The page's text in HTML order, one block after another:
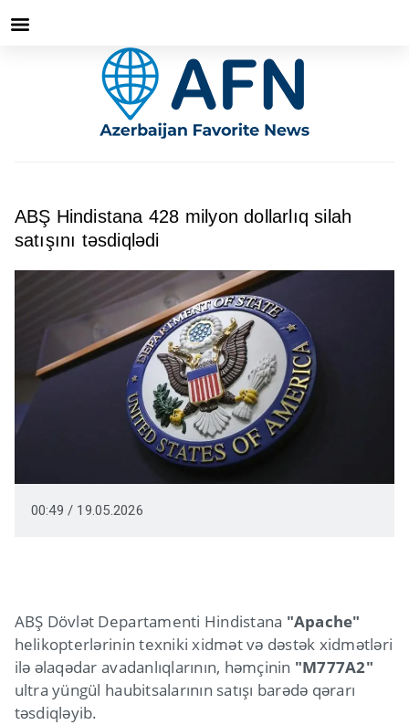
ABŞ Hindistana 428 milyon dollarlıq silah
satışını təsdiqlədi
00:49 / 19.05.2026
ABŞ Dövlət Departamenti Hindistana "Apache"
helikopterlərinin texniki xidmət və dəstək xidmətləri
ilə əlaqədar avadanlıqlarının, həmçinin "M777A2"
ultra yüngül haubitsalarının satışı barədə qərarı
təsdiqləyib.